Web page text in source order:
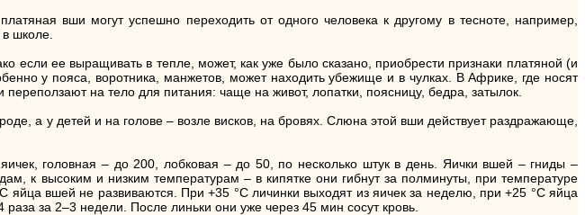
вши могут успешно переходить от одного человека к другому в тесноте, например,
школе.
если ее выращивать в тепле, может, как уже было сказано, приобрести признаки платяной (и
у пояса, воротника, манжетов, может находить убежище и в чулках. В Африке, где носят
на тело для питания: чаще на живот, лопатки, поясницу, бедра, затылок.
а у детей и на голове – возле висков, на бровях. Слюна этой вши действует раздражающе,
головная – до 200, лобковая – до 50, по несколько штук в день. Яички вшей – гниды –
к высоким и низким температурам – в кипятке они гибнут за полминуты, при температуре
вшей не развиваются. При +35 °С личинки выходят из яичек за неделю, при +25 °С яйца
за 2–3 недели. После линьки они уже через 45 мин сосут кровь.